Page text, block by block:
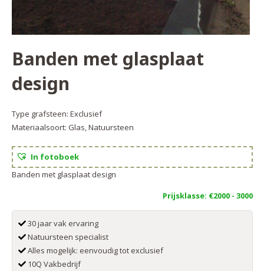
Banden met glasplaat
design
Type grafsteen: Exclusief
Materiaalsoort: Glas,Natuursteen
In fotoboek
Banden met glasplaat design
Prijsklasse: €2000 - 3000
30 jaar vak ervaring
Natuursteen specialist
Alles mogelijk: eenvoudig tot exclusief
10Q Vakbedrijf